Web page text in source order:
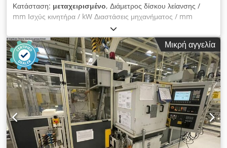
Κατάσταση: μεταχειρισμένο, Διάμετρος δίσκου λείανσης /
mm Ισχύς κινητήρα / kW Διαστάσεις μηχανήματος / mm
Βάρος μηχανήματος περ. / kg Cedpfx Amszhxm Ns Esrf
Πωλείται μηχάνημα λείανσης / δισκοτριβείο Προς πώληση
χρησιμοποιημένο βιομηχανικό διπλό δισκοτριβείο σε στιβαρή
κατασκευή. Στιβαρή χυτοσιδηρή κατασκευή Ιδανικό για
κατεργασία μετάλλου και συνεργείο Χρησιμοποιημένο, με
συνήθη ίχνη χρήσης Το μηχάνημα προέρχεται από βιομηχανική
χρήση Υπάρχει πινακίδα τύπου (Κατασκευαστής: Slupski
Zaklad Przemyslu Maszynowego Lesnictwa) Το μηχάνημα
πωλείται ρητά ως μεταχειρισμένο λόγω ηλικίας. Επίσκεψη
κατόπιν συνεννόησης. Για ερωτήσεις ή ενδιαφέρον παρακαλώ
επικοινωνήστε.
Μικρή αγγελία